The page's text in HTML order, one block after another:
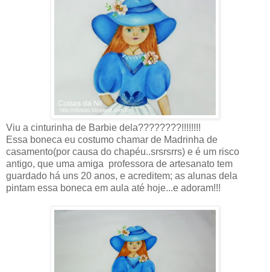
Viu a cinturinha de Barbie dela????????!!!!!!!!
Essa boneca eu costumo chamar de Madrinha de
casamento(por causa do chapéu..srsrsrrs) e é um risco
antigo, que uma amiga professora de artesanato tem
guardado há uns 20 anos, e acreditem; as alunas dela
pintam essa boneca em aula até hoje...e adoram!!!